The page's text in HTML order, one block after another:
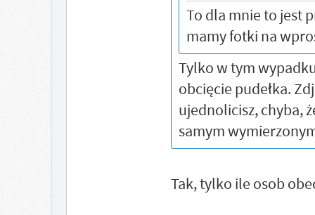
To dla mnie to jest
mamy fotki na
Tylko w tym
obcięcie pudełka.
ujednolicisz, chyba,
samym
Tak, tylko ile osob